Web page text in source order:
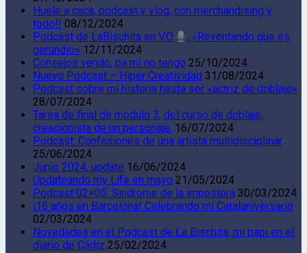
Huele a caca, podcast y vlog, con merchandising y
todo!! 08/12/2024
Podcast de LaBischita en V.O.
: «Reventando que es
gerundio» 12/11/2024
Consejos vendo, pa mi no tengo 25/10/2024
Nuevo Podcast – Hiper Creatividad 31/08/2024
Podcast sobre mi historia hasta ser «actriz de doblaje»
28/07/2024
Tarea de final de modulo 3, del curso de doblaje,
creacionista de un personaje. 16/07/2024
Podcast: Confesiones de una artista multidisciplinar
25/06/2024
Junio 2024, update 16/06/2024
Updateando my Life en mayo 21/05/2024
Podcast 02×05: Sindrome de la impostora 30/03/2024
¡16 años en Barcelona! Celebrando mi Catalaniversario
02/03/2024
Novedades en el Podcast de La Bischita, mi papi en el
diario de Cádiz 25/02/2024